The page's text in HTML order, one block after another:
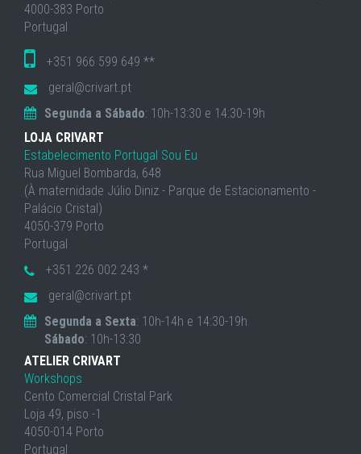
4000-383 Porto
Portugal
+351 966 599 649 **
geral@crivart.pt
Segunda a Sábado: 10h-13:30 e 14:30-19h
LOJA CRIVART
Estabelecimento Portugal Sou Eu
Rua Miguel Bombarda, 648
(À maternidade Júlio Diniz - Parque de Estacionamento -
Palácio Cristal)
4050-379 Porto
Portugal
+351 226 002 243 *
geral@crivart.pt
Segunda a Sexta: 10h-14h e 14:30-19h
Sábado: 10h-13:30
ATELIER CRIVART
Workshops
Cento Comercial Cristal Park
Loja 49, piso -1
4050-014 Porto
Portugal